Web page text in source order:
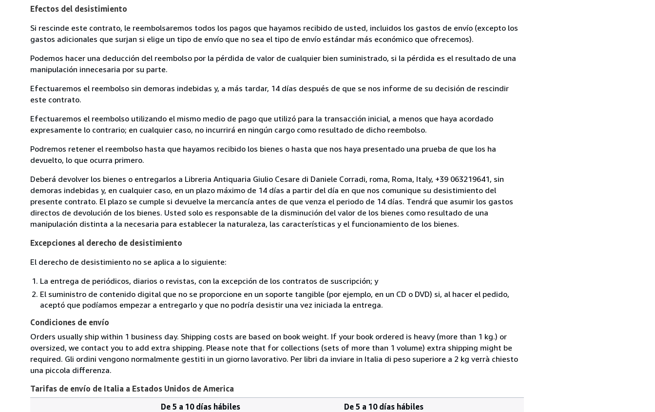
Efectos del desistimiento
Si rescinde este contrato, le reembolsaremos todos los pagos que hayamos recibido de usted, incluidos los gastos de envío (excepto los
gastos adicionales que surjan si elige un tipo de envío que no sea el tipo de envío estándar más económico que ofrecemos).
Podemos hacer una deducción del reembolso por la pérdida de valor de cualquier bien suministrado, si la pérdida es el resultado de una
manipulación innecesaria por su parte.
Efectuaremos el reembolso sin demoras indebidas y, a más tardar, 14 días después de que se nos informe de su decisión de rescindir
este contrato.
Efectuaremos el reembolso utilizando el mismo medio de pago que utilizó para la transacción inicial, a menos que haya acordado
expresamente lo contrario; en cualquier caso, no incurrirá en ningún cargo como resultado de dicho reembolso.
Podremos retener el reembolso hasta que hayamos recibido los bienes o hasta que nos haya presentado una prueba de que los ha
devuelto, lo que ocurra primero.
Deberá devolver los bienes o entregarlos a Libreria Antiquaria Giulio Cesare di Daniele Corradi, roma, Roma, Italy, +39 063219641, sin
demoras indebidas y, en cualquier caso, en un plazo máximo de 14 días a partir del día en que nos comunique su desistimiento del
presente contrato. El plazo se cumple si devuelve la mercancía antes de que venza el periodo de 14 días. Tendrá que asumir los gastos
directos de devolución de los bienes. Usted solo es responsable de la disminución del valor de los bienes como resultado de una
manipulación distinta a la necesaria para establecer la naturaleza, las características y el funcionamiento de los bienes.
Excepciones al derecho de desistimiento
El derecho de desistimiento no se aplica a lo siguiente:
La entrega de periódicos, diarios o revistas, con la excepción de los contratos de suscripción; y
El suministro de contenido digital que no se proporcione en un soporte tangible (por ejemplo, en un CD o DVD) si, al hacer el pedido,
aceptó que podíamos empezar a entregarlo y que no podría desistir una vez iniciada la entrega.
Condiciones de envío
Orders usually ship within 1 business day. Shipping costs are based on book weight. If your book ordered is heavy (more than 1 kg.) or
oversized, we contact you to add extra shipping. Please note that for collections (sets of more than 1 volume) extra shipping might be
required. Gli ordini vengono normalmente gestiti in un giorno lavorativo. Per libri da inviare in Italia di peso superiore a 2 kg verrà chiesto
una piccola differenza.
Tarifas de envío de Italia a Estados Unidos de America
De 5 a 10 días hábiles
De 5 a 10 días hábiles